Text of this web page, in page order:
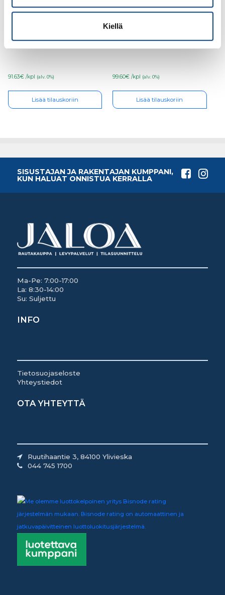
Kiellä
valkoinen CR
91.63€ /kpl (alv. 0%)
Lisää tilauskoriin
Lastulevy 16mm
musta CR
99.60€ /kpl (alv. 0%)
Lisää tilauskoriin
SISUSTAJAN JA RAKENTAJAN KUMPPANI,
KUN HALUAT ONNISTUA KERRALLA
Ma-Pe: 7:00-17:00
La: 8:30-14:00
Su: Suljettu
INFO
Tietosuojaseloste
Yhteystiedot
OTA YHTEYTTÄ
Ruutihaantie 3, 84100 Ylivieska
044 745 1700